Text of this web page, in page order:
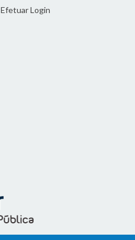
Efetuar Login